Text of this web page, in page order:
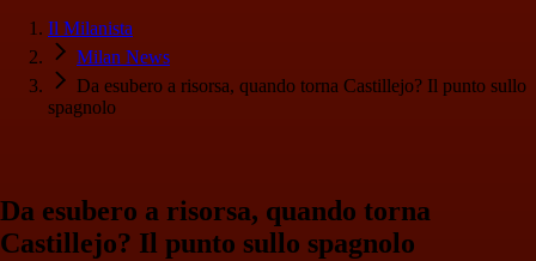
Il Milanista
Milan News
Da esubero a risorsa, quando torna Castillejo? Il punto sullo
spagnolo
Da esubero a risorsa, quando torna
Castillejo? Il punto sullo spagnolo